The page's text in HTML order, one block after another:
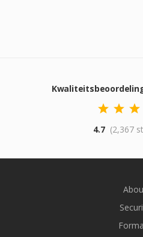
4.7 (2,367